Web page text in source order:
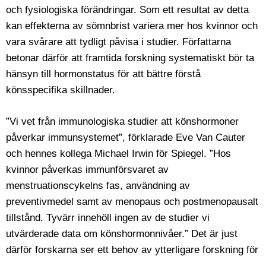
och fysiologiska förändringar. Som ett resultat av detta
kan effekterna av sömnbrist variera mer hos kvinnor och
vara svårare att tydligt påvisa i studier. Författarna
betonar därför att framtida forskning systematiskt bör ta
hänsyn till hormonstatus för att bättre förstå
könsspecifika skillnader.
”Vi vet från immunologiska studier att könshormoner
påverkar immunsystemet”, förklarade Eve Van Cauter
och hennes kollega Michael Irwin för Spiegel. ”Hos
kvinnor påverkas immunförsvaret av
menstruationscykelns fas, användning av
preventivmedel samt av menopaus och postmenopausalt
tillstånd. Tyvärr innehöll ingen av de studier vi
utvärderade data om könshormonnivåer.” Det är just
därför forskarna ser ett behov av ytterligare forskning för